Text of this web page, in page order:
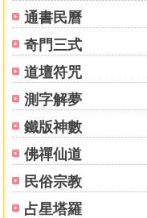
通書民曆
奇門三式
道壇符咒
測字解夢
鐵版神數
佛禪仙道
民俗宗教
占星塔羅
《輕鬆學會科學八字推
文堡老師無私的傳承，
別讓命運主宰您的人
探索與成長的八字旅程
密人生，掌握未來！
個人著作：
2020《科學八字推理
2021《科學八字輕
2022《科學八字推
2023《科學八字推理
2023《我們的秘密能